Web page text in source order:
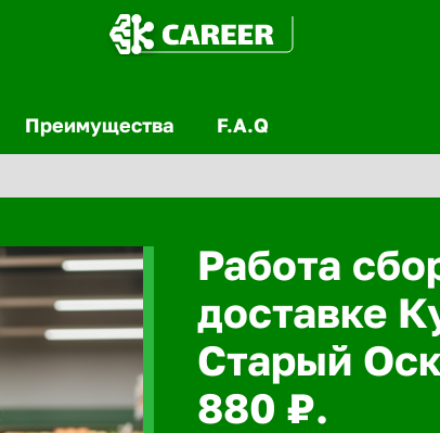
Преимущества F.A.Q
Работа
доставке
Старый
880 ₽.